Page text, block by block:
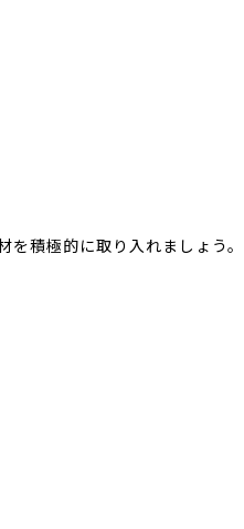
積極的に取り入れましょう。